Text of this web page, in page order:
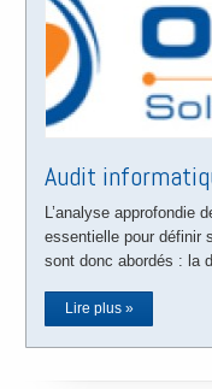
Audit
L’analyse approfondie
essentielle pour définir
sont donc abordés : la
Lire plus »